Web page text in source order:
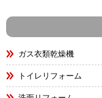
ガス衣類乾燥機
トイレリフォーム